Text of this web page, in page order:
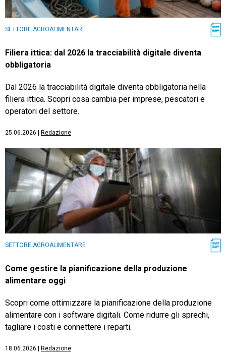
SETTORE AGROALIMENTARE
Filiera ittica: dal 2026 la tracciabilità digitale diventa
obbligatoria
Dal 2026 la tracciabilità digitale diventa obbligatoria nella
filiera ittica. Scopri cosa cambia per imprese, pescatori e
operatori del settore.
25.06.2026 | Redazione
SETTORE AGROALIMENTARE
Come gestire la pianificazione della produzione
alimentare oggi
Scopri come ottimizzare la pianificazione della produzione
alimentare con i software digitali. Come ridurre gli sprechi,
tagliare i costi e connettere i reparti.
18.06.2026 | Redazione